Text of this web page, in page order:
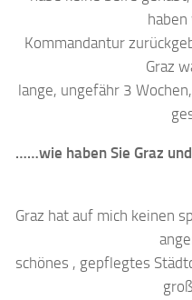
Kommandantur
Graz
lange, ungefähr 3
……wie haben Sie Graz
Graz hat auf mich keinen
schönes , gepflegtes